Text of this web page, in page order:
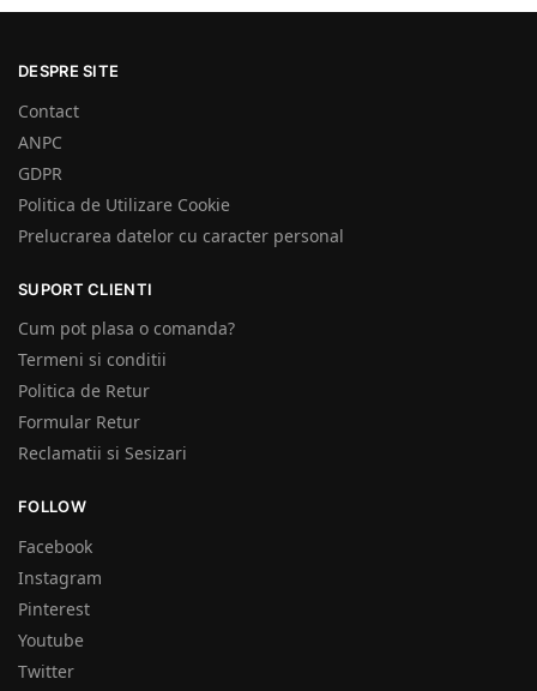
DESPRE SITE
Contact
ANPC
GDPR
Politica de Utilizare Cookie
Prelucrarea datelor cu caracter personal
SUPORT CLIENTI
Cum pot plasa o comanda?
Termeni si conditii
Politica de Retur
Formular Retur
Reclamatii si Sesizari
FOLLOW
Facebook
Instagram
Pinterest
Youtube
Twitter